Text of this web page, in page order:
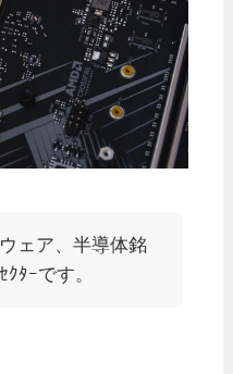
ェア、半導体銘
ﾀｰです。